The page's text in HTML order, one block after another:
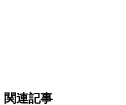
関連記事